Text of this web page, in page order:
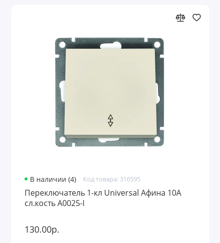
В наличии (4) Код товара: 316595
Переключатель 1-кл Universal Афина 10А
сл.кость A0025-I
130.00р.